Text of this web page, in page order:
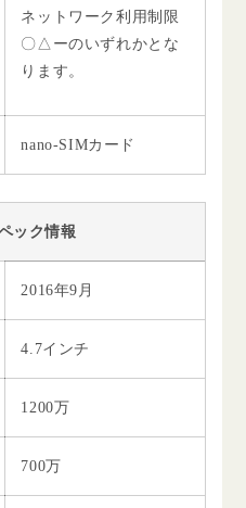
ネットワーク利用制限
〇△ーのいずれかとな
ります。
nano-SIMカード
ック情報
2016年9月
4.7インチ
1200万
700万